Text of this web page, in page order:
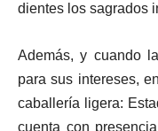
dientes los sagrados
Además, y cuando
para sus intereses,
caballería ligera:
cuenta con